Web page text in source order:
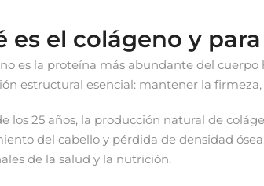
es el colágeno y
es la proteína más abundante del
estructural esencial: mantener la
los 25 años, la producción natural de
del cabello y pérdida de densidad
de la salud y la nutrición.